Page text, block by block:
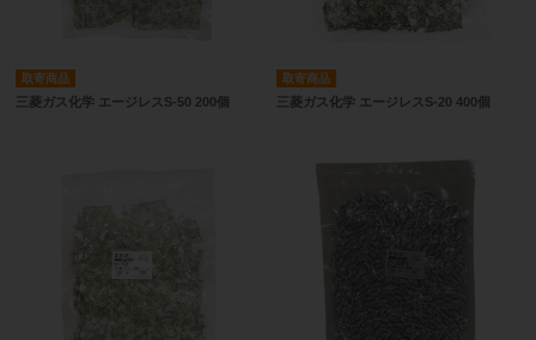
取寄商品
三菱ガス化学 エージレスS-50 200個
取寄商品
三菱ガス化学 エージレスS-20 400個